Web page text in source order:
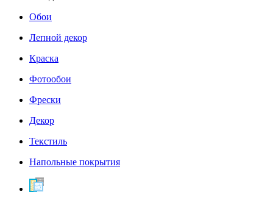
Обои
Лепной декор
Краска
Фотообои
Фрески
Декор
Текстиль
Напольные покрытия